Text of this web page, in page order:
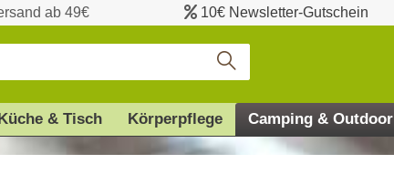
ab 49€ 10€ Newsletter-Gutschein
Küche & Tisch Körperpflege Camping & Outdoor